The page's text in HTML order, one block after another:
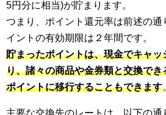
5円分に相当)が貯まります。
つまり、ポイント還元率は前述の通
イントの有効期限は２年間です。
貯まったポイントは、現金でキャッ
り、諸々の商品や金券類と交換で
ポイントに移行することもできます